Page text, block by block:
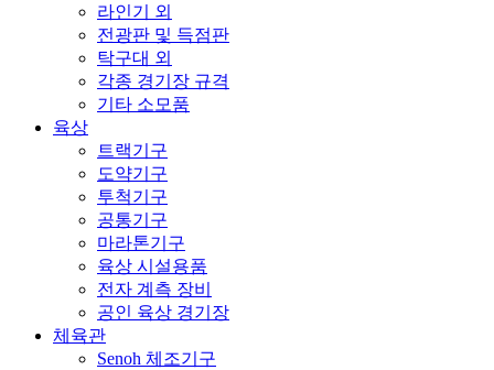
라인기 외
전광판 및 득점판
탁구대 외
각종 경기장 규격
기타 소모품
육상
트랙기구
도약기구
투척기구
공통기구
마라톤기구
육상 시설용품
전자 계측 장비
공인 육상 경기장
체육관
Senoh 체조기구